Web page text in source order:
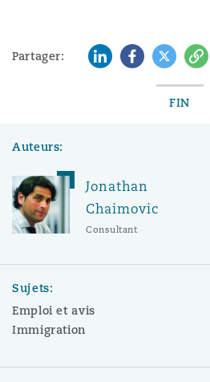
Partager: LinkedInFacebook
TwitterCopy
FIN
Auteurs:
Jonathan
Chaimovic
Consultant
Sujets:
Emploi et avis
Immigration